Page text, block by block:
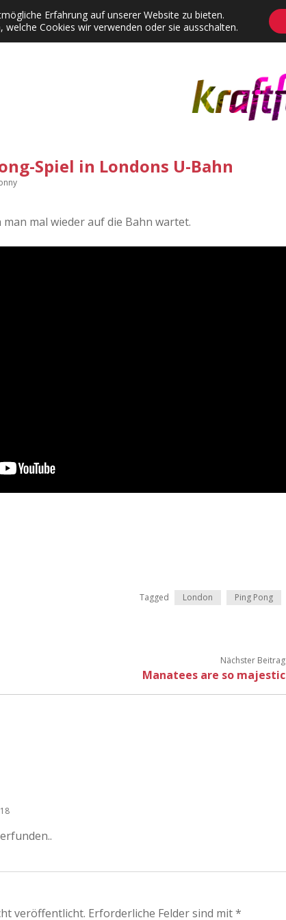
Instagrams Contact Adventskalender Dropdown-Menü öffnen
Spiel in Londons U-Bahn
mal wieder auf die Bahn wartet.
Tagged London Ping Pong
Nächster Beitrag
Manatees are so majestic
veröffentlicht. Erforderliche Felder sind mit*
Erfahrung auf unserer Website zu bieten.
welche Cookies wir verwenden oder sie ausschalten.